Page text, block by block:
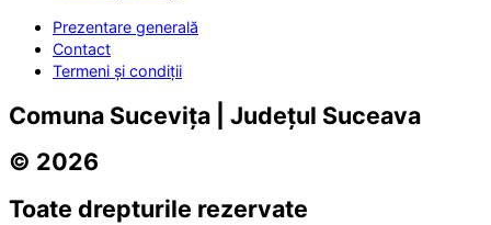
Prezentare generală
Contact
Termeni și condiții
Comuna Sucevița | Județul Suceava
© 2026
Toate drepturile rezervate